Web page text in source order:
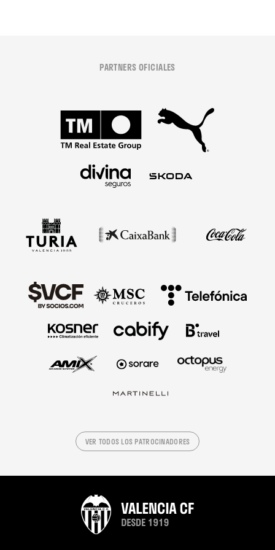
PARTNERS OFICIALES
VER TODOS LOS PATROCINADORES